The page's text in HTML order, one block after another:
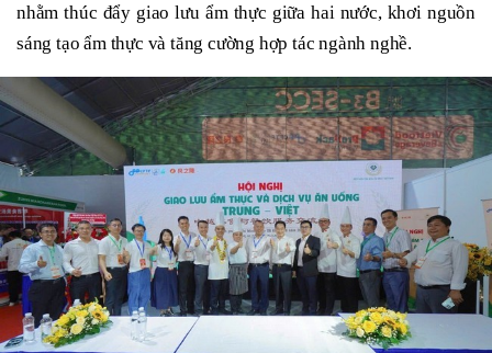
nhằm thúc đẩy giao lưu ẩm thực giữa hai nước, khơi nguồn
sáng tạo ẩm thực và tăng cường hợp tác ngành nghề.